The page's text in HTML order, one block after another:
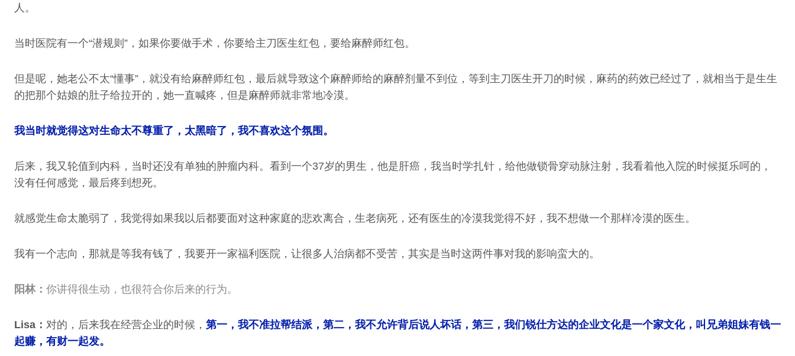
人。
当时医院有一个“潜规则”，如果你要做手术，你要给主刀医生红包，要给麻醉师红包。
但是呢，她老公不太“懂事”，就没有给麻醉师红包，最后就导致这个麻醉师给的麻醉剂量不到位，等到主刀医生开刀的时候，麻药的药效已经过了，就相当于是生生
的把那个姑娘的肚子给拉开的，她一直喊疼，但是麻醉师就非常地冷漠。
我当时就觉得这对生命太不尊重了，太黑暗了，我不喜欢这个氛围。
后来，我又轮值到内科，当时还没有单独的肿瘤内科。看到一个37岁的男生，他是肝癌，我当时学扎针，给他做锁骨穿动脉注射，我看着他入院的时候挺乐呵的，
没有任何感觉，最后疼到想死。
就感觉生命太脆弱了，我觉得如果我以后都要面对这种家庭的悲欢离合，生老病死，还有医生的冷漠我觉得不好，我不想做一个那样冷漠的医生。
我有一个志向，那就是等我有钱了，我要开一家福利医院，让很多人治病都不受苦，其实是当时这两件事对我的影响蛮大的。
阳林： 你讲得很生动，也很符合你后来的行为。
Lisa： 对的，后来我在经营企业的时候， 第一，我不准拉帮结派，第二，我不允许背后说人坏话，第三，我们锐仕方达的企业文化是一个家文化，叫兄弟姐妹有钱一
起赚，有财一起发。